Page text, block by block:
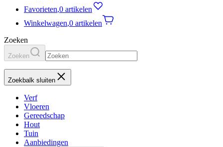
Favorieten,0 artikelen
Winkelwagen,0 artikelen
Zoeken
Zoeken
Zoekbalk sluiten
Verf
Vloeren
Gereedschap
Hout
Tuin
Aanbiedingen